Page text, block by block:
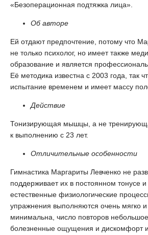
«Безоперационная подтяжка лица».
Об авторе
Ей отдают предпочтение, потому что
не только психолог, но имеет также
образование и является
Её методика известна с 2003 года, так
испытание временем и имеет массу
Действие
Тонизирующая мышцы, а не
к выполнению с 23 лет.
Отличительные особенности
Гимнастика Маргариты Левченко не
поддерживает их в постоянном тонусе
естественные физиологические
упражнения выполняются очень мягко и
минимальна, число повторов
болезненные ощущения и дискомфорт